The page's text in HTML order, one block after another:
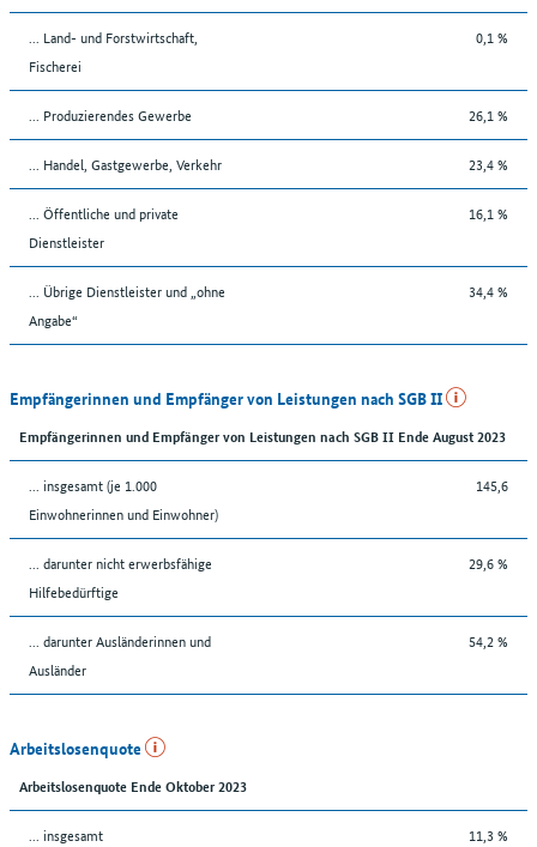
... Land- und Forstwirtschaft,
Fischerei
0,1 %
... Produzierendes Gewerbe 26,1 %
... Handel, Gastgewerbe, Verkehr 23,4 %
... Öffentliche und private
Dienstleister
16,1 %
... Übrige Dienstleister und „ohne
Angabe“
34,4 %
Empfängerinnen und Empfänger von Leistungen nach SGB II
Empfängerinnen und Empfänger von Leistungen nach SGB II Ende August 2023
... insgesamt (je 1.000
Einwohnerinnen und Einwohner)
145,6
... darunter nicht erwerbsfähige
Hilfebedürftige
29,6 %
... darunter Ausländerinnen und
Ausländer
54,2 %
Arbeitslosenquote
Arbeitslosenquote Ende Oktober 2023
... insgesamt 11,3 %